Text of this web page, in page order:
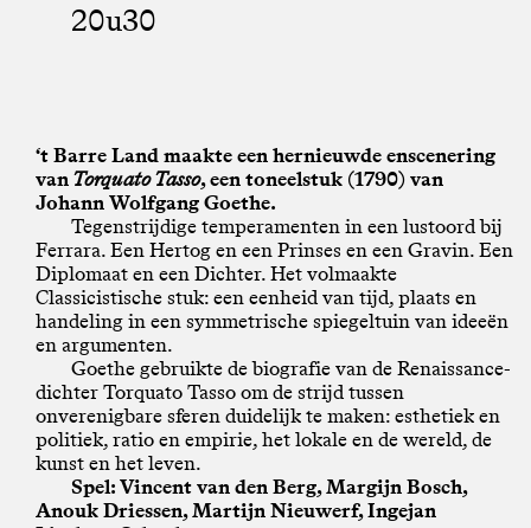
20u30
‘t Barre Land maakte een hernieuwde enscenering
van Torquato Tasso, een toneelstuk (1790) van
Johann Wolfgang Goethe.
Tegenstrijdige temperamenten in een lustoord bij
Ferrara. Een Hertog en een Prinses en een Gravin. Een
Diplomaat en een Dichter. Het volmaakte
Classicistische stuk: een eenheid van tijd, plaats en
handeling in een symmetrische spiegeltuin van ideeën
en argumenten.
Goethe gebruikte de biografie van de Renaissance-
dichter Torquato Tasso om de strijd tussen
onverenigbare sferen duidelijk te maken: esthetiek en
politiek, ratio en empirie, het lokale en de wereld, de
kunst en het leven.
Spel: Vincent van den Berg, Margijn Bosch,
Anouk Driessen, Martijn Nieuwerf, Ingejan